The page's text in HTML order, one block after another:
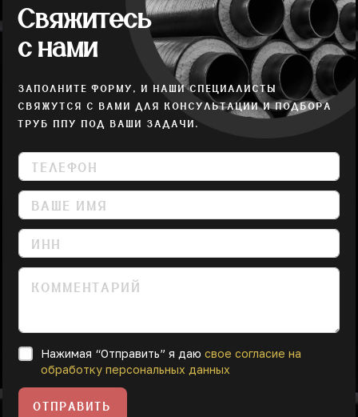
Свяжитесь
с нами
ЗАПОЛНИТЕ ФОРМУ, И НАШИ СПЕЦИАЛИСТЫ
СВЯЖУТСЯ С ВАМИ ДЛЯ КОНСУЛЬТАЦИИ И ПОДБОРА
ТРУБ ППУ ПОД ВАШИ ЗАДАЧИ.
Нажимая “Отправить” я даю свое согласие на
обработку персональных данных
ОТПРАВИТЬ